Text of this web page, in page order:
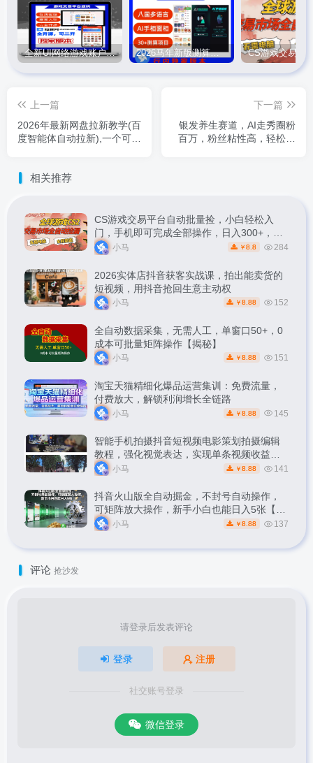
全新UI网络游戏账户交易平台系统 全开源版本 2026马年新版测算系统源码
上一篇
2026年最新网盘拉新教学(百
度智能体自动拉新),一个可以
下一篇
银发养生赛道，AI走秀圈粉
百万，粉丝粘性高，轻松实
相关推荐
CS游戏交易平台自动批量捡，小白轻松入
门，手机即可完成全部操作，日入300+，轻
松副业【揭秘】
小马 ￥ 8.8 284
2026实体店抖音获客实战课，拍出能卖货的
短视频，用抖音抢回生意主动权
小马 ￥ 8.88 152
全自动数据采集，无需人工，单窗口50+，0
成本可批量矩阵操作【揭秘】
小马 ￥ 8.88 151
淘宝天猫精细化爆品运营集训：免费流量，
付费放大，解锁利润增长全链路
小马 ￥ 8.88 145
智能手机拍摄抖音短视频电影策划拍摄编辑
教程，强化视觉表达，实现单条视频收益破
1k
小马 ￥ 8.88 141
抖音火山版全自动掘金，不封号自动操作，
可矩阵放大操作，新手小白也能日入5张【揭
秘】小马 ￥ 8.88 137
评论 抢沙发
请登录后发表评论
登录 注册
社交账号登录
微信登录